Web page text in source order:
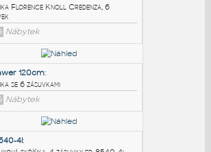
PODOBNÉ BLOKY
Knoll
Skříňka Florence Knoll Credenza, 6
Nábytek